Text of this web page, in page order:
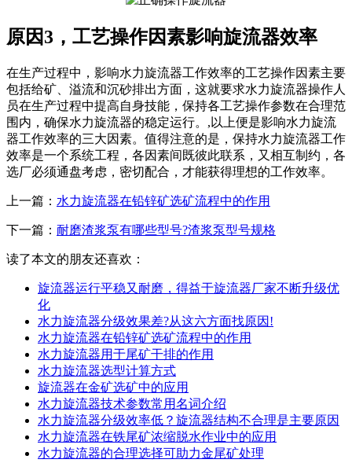
原因3，工艺操作因素影响旋流器效率
在生产过程中，影响水力旋流器工作效率的工艺操作因素主要
包括给矿、溢流和沉砂排出方面，这就要求水力旋流器操作人
员在生产过程中提高自身技能，保持各工艺操作参数在合理范
围内，确保水力旋流器的稳定运行。,以上便是影响水力旋流
器工作效率的三大因素。值得注意的是，保持水力旋流器工作
效率是一个系统工程，各因素间既彼此联系，又相互制约，各
选厂必须通盘考虑，密切配合，才能获得理想的工作效率。
上一篇： 水力旋流器在铅锌矿选矿流程中的作用
下一篇： 耐磨渣浆泵有哪些型号?渣浆泵型号规格
读了本文的朋友还喜欢：
旋流器运行平稳又耐磨，得益于旋流器厂家不断升级优
化
水力旋流器分级效果差?从这六方面找原因!
水力旋流器在铅锌矿选矿流程中的作用
水力旋流器用于尾矿干排的作用
水力旋流器选型计算方式
旋流器在金矿选矿中的应用
水力旋流器技术参数常用名词介绍
水力旋流器分级效率低？旋流器结构不合理是主要原因
水力旋流器在铁尾矿浓缩脱水作业中的应用
水力旋流器的合理选择可助力金尾矿处理